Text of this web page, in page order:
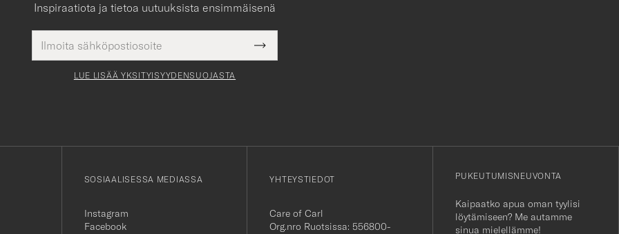
Inspiraatiota ja tietoa uutuuksista ensimmäisenä
Pakollinen
tieto
Submit
Newsletter
LUE LISÄÄ YKSITYISYYDENSUOJASTA
SOSIAALISESSA MEDIASSA
Instagram
Facebook
YHTEYSTIEDOT
Care of Carl
Org.nro Ruotsissa: 556800-
PUKEUTUMISNEUVONTA
Kaipaatko apua oman tyylisi
löytämiseen? Me autamme
sinua mielellämme!